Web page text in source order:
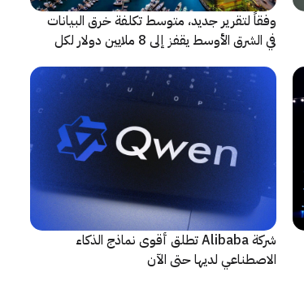
وفقاً لتقرير جديد، متوسط تكلفة خرق البيانات
في الشرق الأوسط يقفز إلى 8 ملايين دولار لكل
شركة Alibaba تطلق أقوى نماذج الذكاء
الاصطناعي لديها حتى الآن